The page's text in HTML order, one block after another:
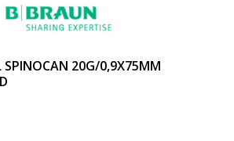
SPINOCAN 20G/0,9X75MM